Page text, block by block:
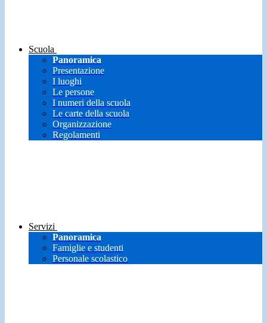
Scuola
Panoramica
Presentazione
I luoghi
Le persone
I numeri della scuola
Le carte della scuola
Organizzazione
Regolamenti
Servizi
Panoramica
Famiglie e studenti
Personale scolastico